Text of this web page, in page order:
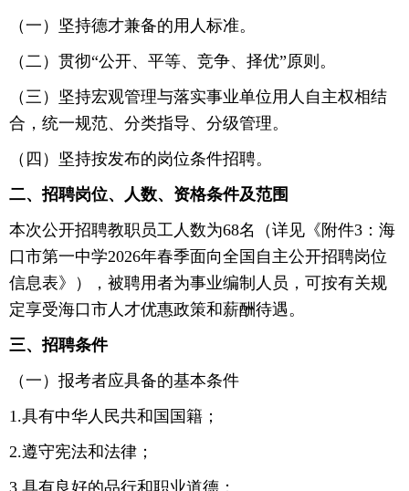
（一）坚持德才兼备的用人标准。
（二）贯彻“公开、平等、竞争、择优”原则。
（三）坚持宏观管理与落实事业单位用人自主权相结
合，统一规范、分类指导、分级管理。
（四）坚持按发布的岗位条件招聘。
二、招聘岗位、人数、资格条件及范围
本次公开招聘教职员工人数为68名（详见《附件3：海
口市第一中学2026年春季面向全国自主公开招聘岗位
信息表》），被聘用者为事业编制人员，可按有关规
定享受海口市人才优惠政策和薪酬待遇。
三、招聘条件
（一）报考者应具备的基本条件
1.具有中华人民共和国国籍；
2.遵守宪法和法律；
3.具有良好的品行和职业道德；